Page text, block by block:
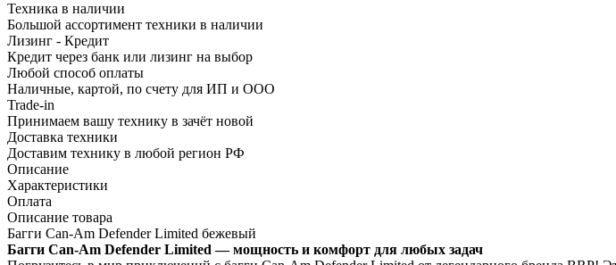
Техника в наличии
Большой ассортимент техники в наличии
Лизинг - Кредит
Кредит через банк или лизинг на выбор
Любой способ оплаты
Наличные, картой, по счету для ИП и ООО
Trade-in
Принимаем вашу технику в зачёт новой
Доставка техники
Доставим технику в любой регион РФ
Описание
Характеристики
Оплата
Описание товара
Багги Can-Am Defender Limited бежевый
Багги Can-Am Defender Limited — мощность и комфорт для любых задач